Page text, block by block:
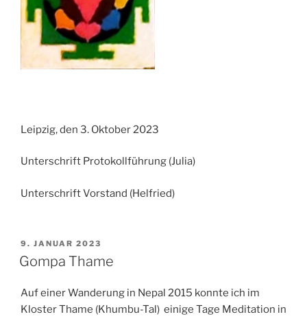
Leipzig, den 3. Oktober 2023
Unterschrift Protokollführung (Julia)
Unterschrift Vorstand (Helfried)
VERÖFFENTLICHT
AM
9. JANUAR 2023
Gompa Thame
Auf einer Wanderung in Nepal 2015 konnte ich im
Kloster Thame (Khumbu-Tal) einige Tage Meditation in